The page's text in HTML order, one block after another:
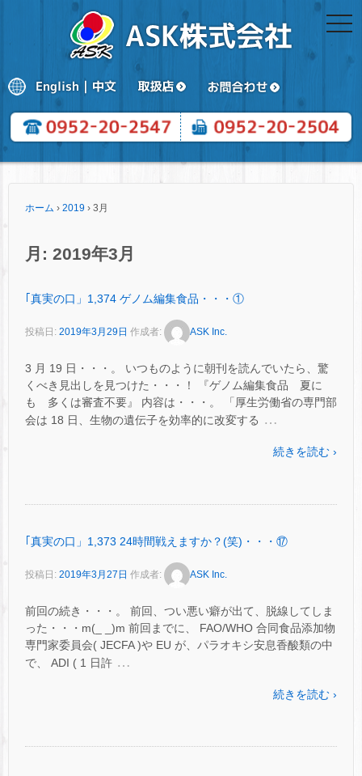
ホーム › 2019 › 3月
月: 2019年3月
｢真実の口」1,374 ゲノム編集食品・・・①
投稿日: 2019年3月29日 作成者: ASK Inc.
3 月 19 日・・・。 いつものように朝刊を読んでいたら、驚
くべき見出しを見つけた・・・！ 『ゲノム編集食品 夏に
も 多くは審査不要』 内容は・・・。 「厚生労働省の専門部
会は 18 日、生物の遺伝子を効率的に改変する …
続きを読む ›
｢真実の口」1,373 24時間戦えますか？(笑)・・・⑰
投稿日: 2019年3月27日 作成者: ASK Inc.
前回の続き・・・。 前回、つい悪い癖が出て、脱線してしま
った・・・m(_ _)m 前回までに、 FAO/WHO 合同食品添加物
専門家委員会( JECFA )や EU が、パラオキシ安息香酸類の中
で、 ADI ( 1 日許 …
続きを読む ›